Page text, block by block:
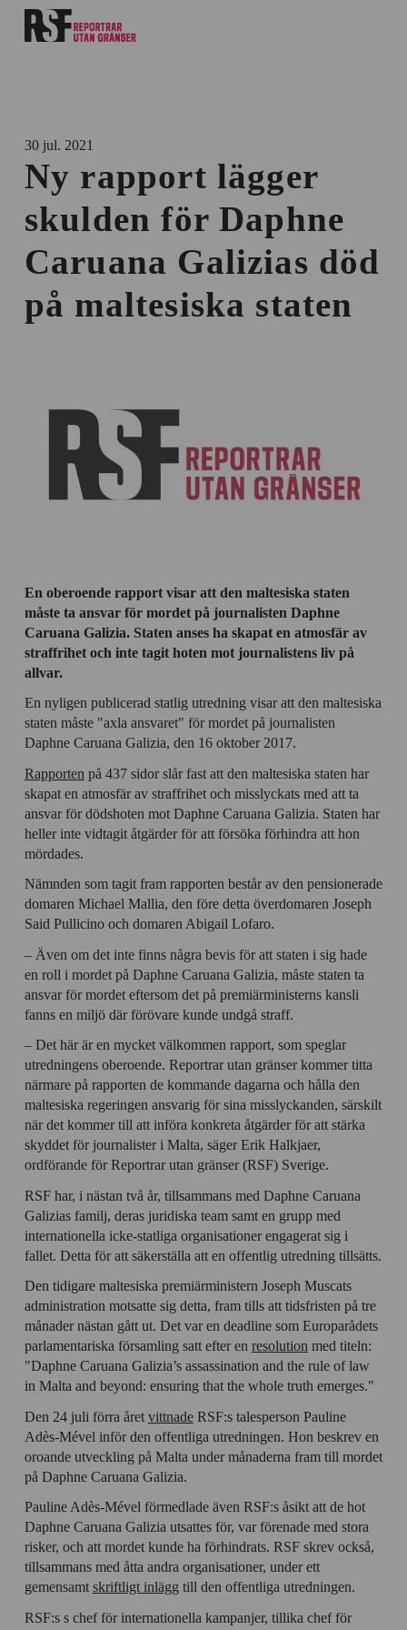
30 jul. 2021
Ny rapport lägger
skulden för Daphne
Caruana Galizias död
på maltesiska staten
En oberoende rapport visar att den maltesiska staten
måste ta ansvar för mordet på journalisten Daphne
Caruana Galizia. Staten anses ha skapat en atmosfär av
straffrihet och inte tagit hoten mot journalistens liv på
allvar.
En nyligen publicerad statlig utredning visar att den maltesiska
staten måste "axla ansvaret" för mordet på journalisten
Daphne Caruana Galizia, den 16 oktober 2017.
Rapporten på 437 sidor slår fast att den maltesiska staten har
skapat en atmosfär av straffrihet och misslyckats med att ta
ansvar för dödshoten mot Daphne Caruana Galizia. Staten har
heller inte vidtagit åtgärder för att försöka förhindra att hon
mördades.
Nämnden som tagit fram rapporten består av den pensionerade
domaren Michael Mallia, den före detta överdomaren Joseph
Said Pullicino och domaren Abigail Lofaro.
– Även om det inte finns några bevis för att staten i sig hade
en roll i mordet på Daphne Caruana Galizia, måste staten ta
ansvar för mordet eftersom det på premiärministerns kansli
fanns en miljö där förövare kunde undgå straff.
– Det här är en mycket välkommen rapport, som speglar
utredningens oberoende. Reportrar utan gränser kommer titta
närmare på rapporten de kommande dagarna och hålla den
maltesiska regeringen ansvarig för sina misslyckanden, särskilt
när det kommer till att införa konkreta åtgärder för att stärka
skyddet för journalister i Malta, säger Erik Halkjaer,
ordförande för Reportrar utan gränser (RSF) Sverige.
RSF har, i nästan två år, tillsammans med Daphne Caruana
Galizias familj, deras juridiska team samt en grupp med
internationella icke-statliga organisationer engagerat sig i
fallet. Detta för att säkerställa att en offentlig utredning tillsätts.
Den tidigare maltesiska premiärministern Joseph Muscats
administration motsatte sig detta, fram tills att tidsfristen på tre
månader nästan gått ut. Det var en deadline som Europarådets
parlamentariska församling satt efter en resolution med titeln:
"Daphne Caruana Galizia’s assassination and the rule of law
in Malta and beyond: ensuring that the whole truth emerges."
Den 24 juli förra året vittnadeRSF:s talesperson Pauline
Adès-Mével inför den offentliga utredningen. Hon beskrev en
oroande utveckling på Malta under månaderna fram till mordet
på Daphne Caruana Galizia.
Pauline Adès-Mével förmedlade även RSF:s åsikt att de hot
Daphne Caruana Galizia utsattes för, var förenade med stora
risker, och att mordet kunde ha förhindrats. RSF skrev också,
tillsammans med åtta andra organisationer, under ett
gemensamt skriftligt inlägg till den offentliga utredningen.
RSF:s s chef för internationella kampanjer, tillika chef för